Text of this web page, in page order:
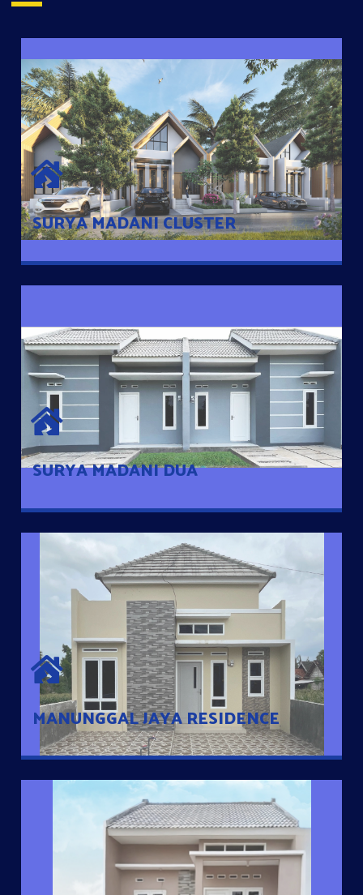
SURYA MADANI CLUSTER
SURYA MADANI CLUSTER
Desain Modern Minimalis dengan Konsep Rumah Pintar
Sehingga Memudahkan Penghuni mengakses rumahnya
dengan Ponsel
SURYA MADANI DUA
SURYA MADANI DUA
Satu-satunya Hunian nyaman dengan harga subsidi hanya 100
jutaan dengan lokasi strategis di Tuban
MANUNGGAL JAYA RESIDENCE
MANUNGGAL JAYA RESIDENCE
Cluster Exclusive dengan one Gate System, terdapat taman
mini dan memiliki jarak 200m dari jalan nasional serta dekat
dengan pusat kota
MUTIARA KOPEN